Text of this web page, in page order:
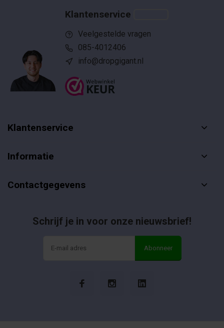
Klantenservice
Veelgestelde vragen
085-4012406
info@dropgigant.nl
Klantenservice
Informatie
Contactgegevens
Schrijf je in voor onze nieuwsbrief!
Abonneer